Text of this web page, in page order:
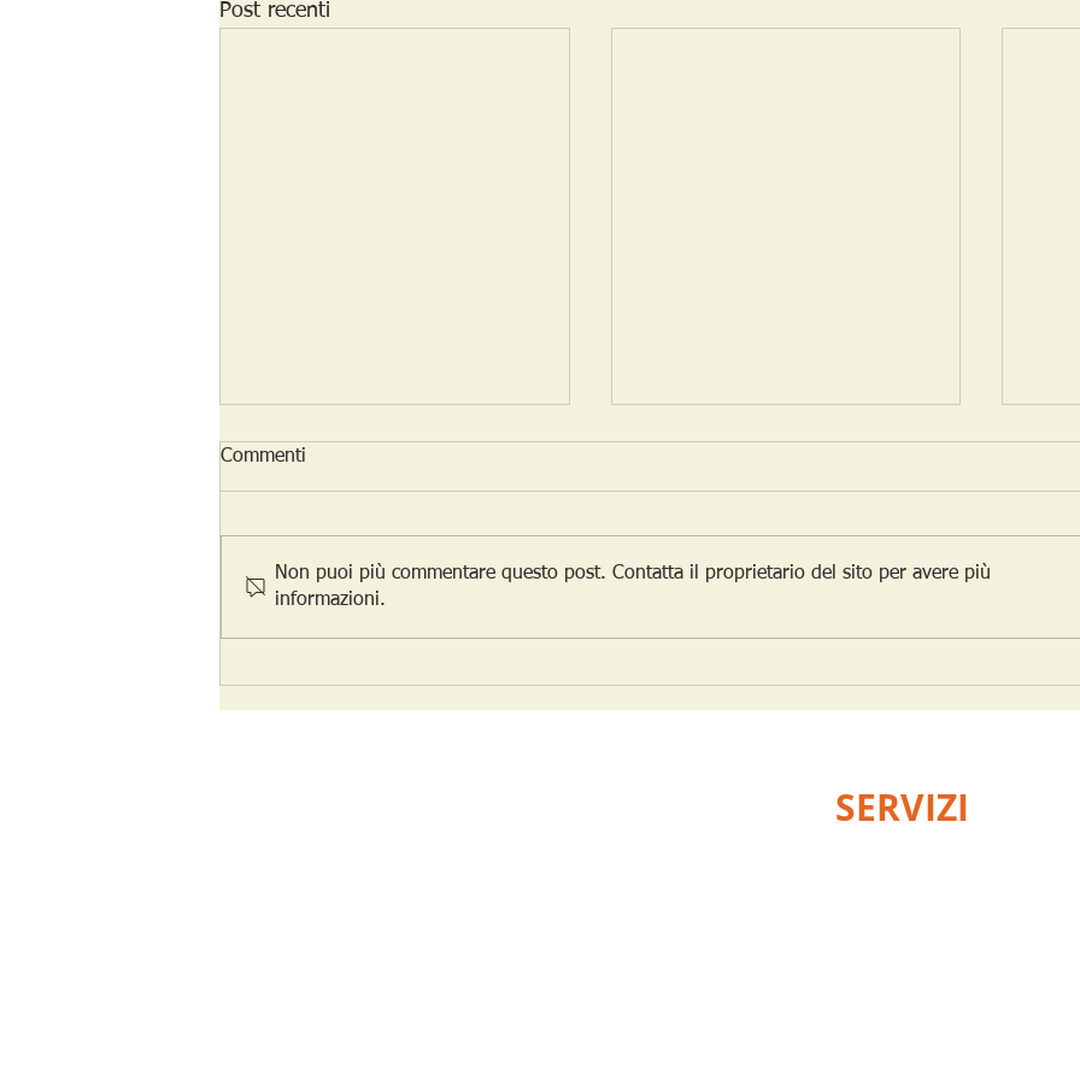
Post recenti
Come le PMI possono ridurre i
Il Futuro del Lavoro: Perché i
Commenti
Non puoi più commentare questo post. Contatta il proprietario del sito per avere più
informazioni.
SERVIZI